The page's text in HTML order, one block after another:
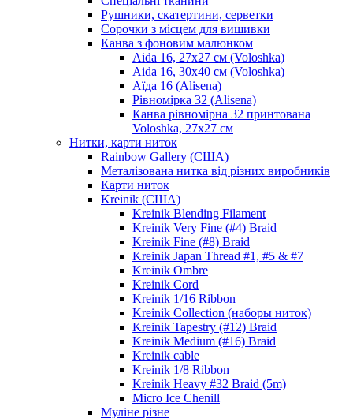
Рушники, скатертини, серветки
Сорочки з місцем для вишивки
Канва з фоновим малюнком
Aida 16, 27х27 см (Voloshka)
Aida 16, 30х40 см (Voloshka)
Аїда 16 (Alisena)
Рівномірка 32 (Alisena)
Канва рівномірна 32 принтована
Voloshka, 27х27 см
Нитки, карти ниток
Rainbow Gallery (США)
Металізована нитка від різних виробників
Карти ниток
Kreinik (США)
Kreinik Blending Filament
Kreinik Very Fine (#4) Braid
Kreinik Fine (#8) Braid
Kreinik Japan Thread #1, #5 & #7
Kreinik Ombre
Kreinik Cord
Kreinik 1/16 Ribbon
Kreinik Collection (наборы ниток)
Kreinik Tapestry (#12) Braid
Kreinik Medium (#16) Braid
Kreinik cable
Kreinik 1/8 Ribbon
Kreinik Heavy #32 Braid (5m)
Micro Ice Chenill
Муліне різне